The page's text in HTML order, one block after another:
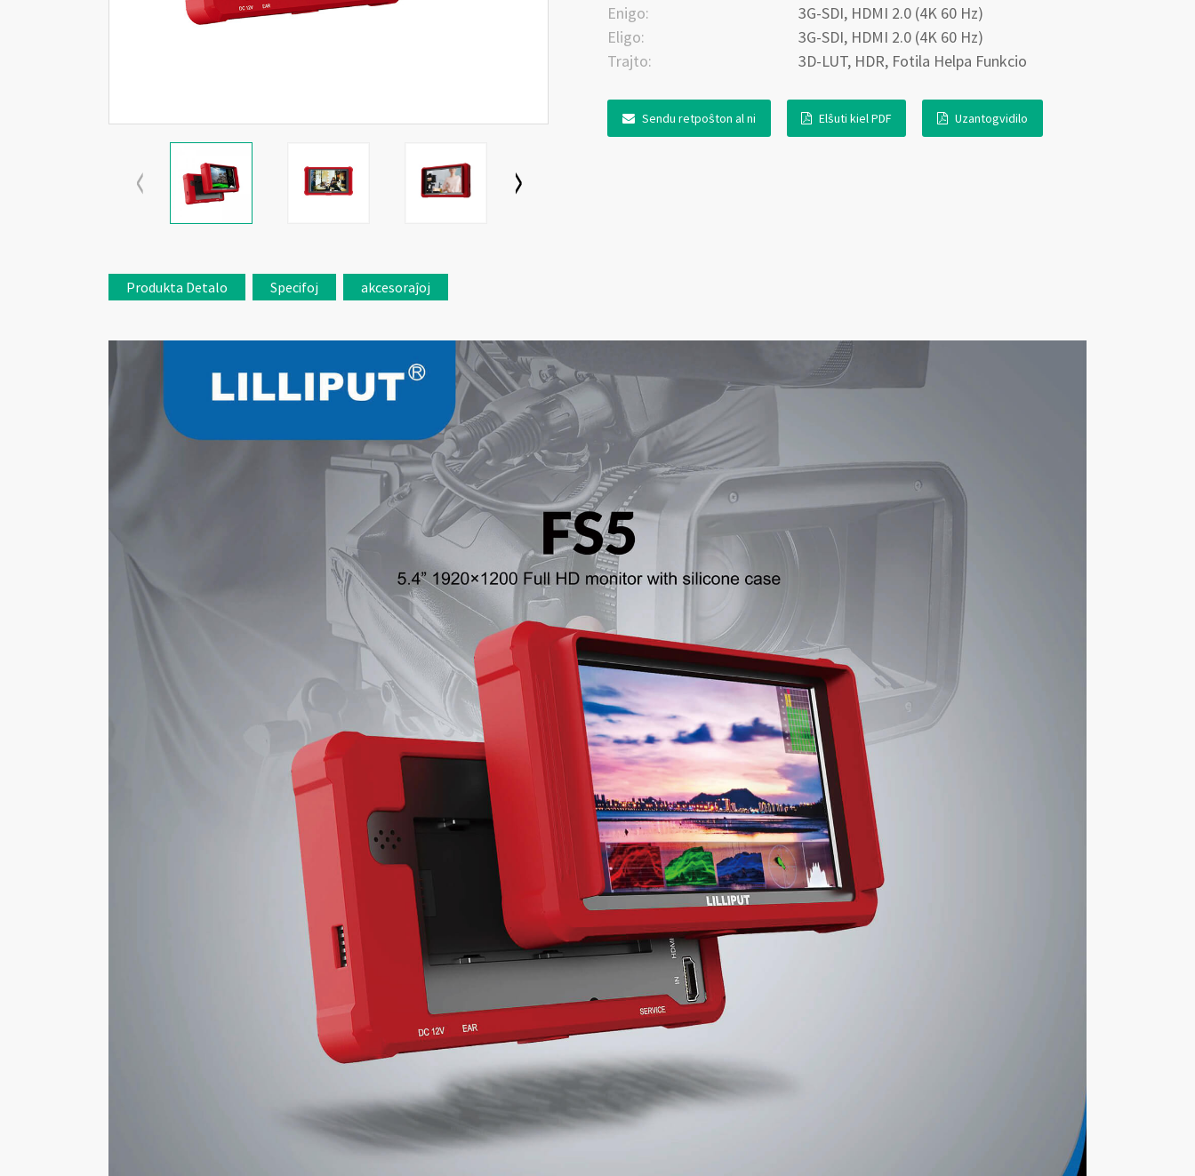
Enigo:
3G-SDI, HDMI 2.0 (4K 60 Hz)
Eligo:
3G-SDI, HDMI 2.0 (4K 60 Hz)
Trajto:
3D-LUT, HDR, Fotila Helpa Funkcio
Sendu retpoŝton al ni Elŝuti kiel PDF Uzantogvidilo
Produkta Detalo Specifoj akcesoraĵoj